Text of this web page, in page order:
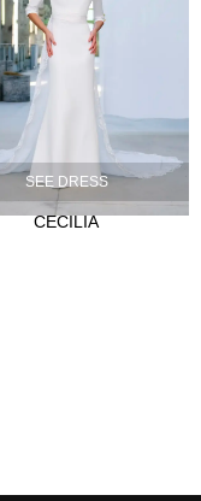
SEE DRESS
CECILIA